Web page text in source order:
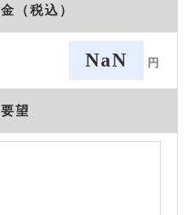
（税込）
NaN 円
望